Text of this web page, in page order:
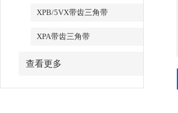
XPB/5VX带齿三角带
XPA带齿三角带
查看更多